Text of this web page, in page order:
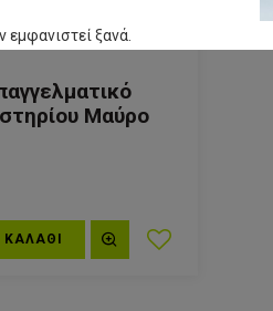
εμφανιστεί ξανά.
Μαύρο